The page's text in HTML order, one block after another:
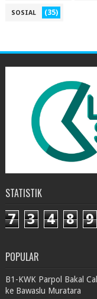
SOSIAL (35)
STATISTIK
7 3 4 8 9
POPULAR
B1-KWK Parpol Bakal
ke Bawaslu Muratara